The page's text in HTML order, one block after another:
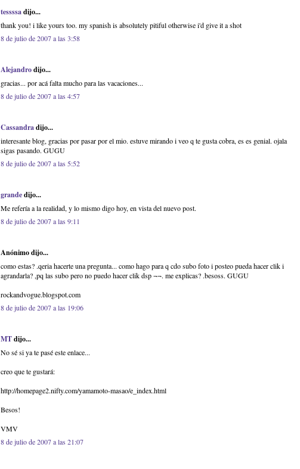
tessssadijo...
thank you! i like yours too. my spanish is absolutely pitiful otherwise i'd give it a shot
8 de julio de 2007 a las 3:58
Alejandrodijo...
gracias... por acá falta mucho para las vacaciones...
8 de julio de 2007 a las 4:57
Cassandradijo...
interesante blog, gracias por pasar por el mio. estuve mirando i veo q te gusta cobra, es es genial. ojala
sigas pasando. GUGU
8 de julio de 2007 a las 5:52
grandedijo...
Me refería a la realidad, y lo mismo digo hoy, en vista del nuevo post.
8 de julio de 2007 a las 9:11
Anónimo dijo...
como estas? .qeria hacerte una pregunta... como hago para q cdo subo foto i posteo pueda hacer clik i
agrandarla? ,pq las subo pero no puedo hacer clik dsp ¬¬. me explicas? .besoss. GUGU
rockandvogue.blogspot.com
8 de julio de 2007 a las 19:06
MTdijo...
No sé si ya te pasé este enlace...
creo que te gustará:
http://homepage2.nifty.com/yamamoto-masao/e_index.html
Besos!
VMV
8 de julio de 2007 a las 21:07